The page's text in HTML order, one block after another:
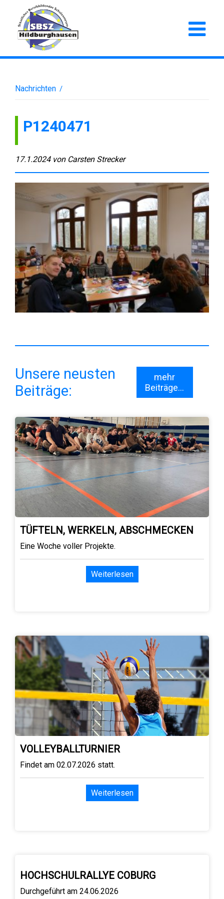
Nachrichten /
P1240471
17.1.2024 von Carsten Strecker
Unsere neusten
Beiträge:
mehr
Beiträge...
TÜFTELN, WERKELN, ABSCHMECKEN
Eine Woche voller Projekte.
Weiterlesen
VOLLEYBALLTURNIER
Findet am 02.07.2026 statt.
Weiterlesen
HOCHSCHULRALLYE COBURG
Durchgeführt am 24.06.2026